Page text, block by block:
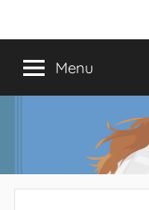
paraMundo
do
Shoujo
anos
a
Menu